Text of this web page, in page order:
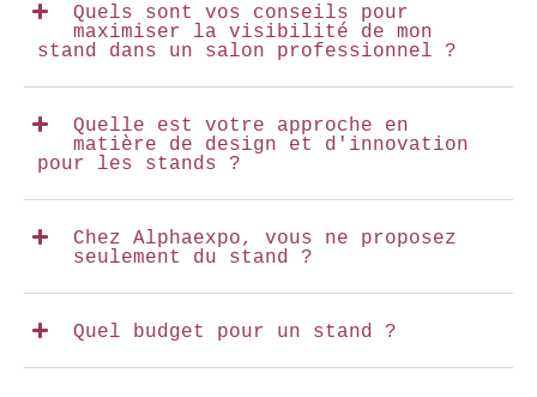
Quels sont vos conseils pour
maximiser la visibilité de mon
stand dans un salon professionnel ?
Quelle est votre approche en
matière de design et d'innovation
pour les stands ?
Chez Alphaexpo, vous ne proposez
seulement du stand ?
Quel budget pour un stand ?